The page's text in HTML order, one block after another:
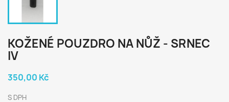
KOŽENÉ POUZDRO NA NŮŽ - SRNEC
IV
350,00 Kč
S DPH